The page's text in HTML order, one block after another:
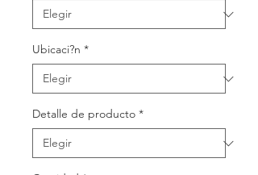
Ubicaci?n *
Detalle de producto *